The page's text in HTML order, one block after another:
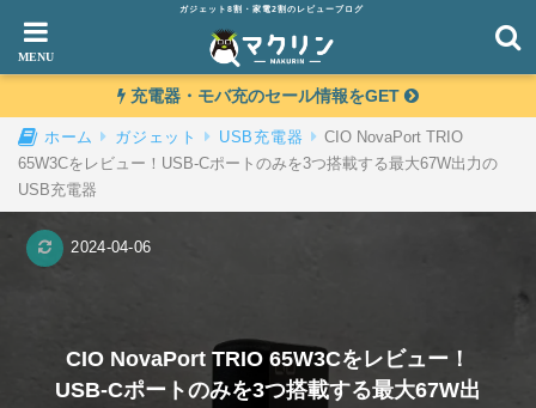
ガジェット8割・家電2割のレビューブログ
充電器・モバ充のセール情報をGET
ホーム ガジェット USB充電器
CIO NovaPort TRIO
65W3Cをレビュー！USB-Cポートのみを3つ搭載する最大67W出力の
USB充電器
CIO NovaPort TRIO 65W3Cをレビュー！
USB-Cポートのみを3つ搭載する最大67W出
2024-04-06